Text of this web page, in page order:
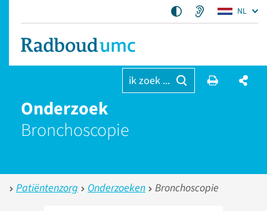
NL
ik zoek ...
Onderzoek
Bronchoscopie
Patiëntenzorg Onderzoeken Bronchoscopie